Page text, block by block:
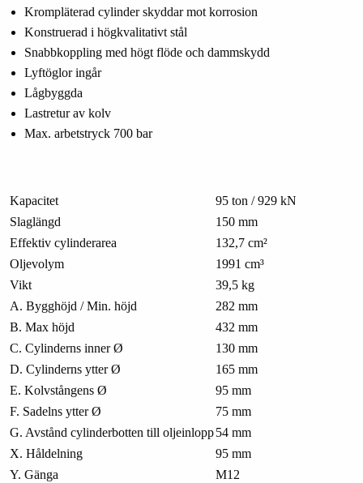
Krompläterad cylinder skyddar mot korrosion
Konstruerad i högkvalitativt stål
Snabbkoppling med högt flöde och dammskydd
Lyftöglor ingår
Lågbyggda
Lastretur av kolv
Max. arbetstryck 700 bar
Kapacitet
95 ton / 929 kN
Slaglängd
150 mm
Effektiv cylinderarea
132,7 cm²
Oljevolym
1991 cm³
Vikt
39,5 kg
A. Bygghöjd / Min. höjd
282 mm
B. Max höjd
432 mm
C. Cylinderns inner Ø
130 mm
D. Cylinderns ytter Ø
165 mm
E. Kolvstångens Ø
95 mm
F. Sadelns ytter Ø
75 mm
G. Avstånd cylinderbotten till oljeinlopp54 mm
X. Håldelning
95 mm
Y. Gänga
M12